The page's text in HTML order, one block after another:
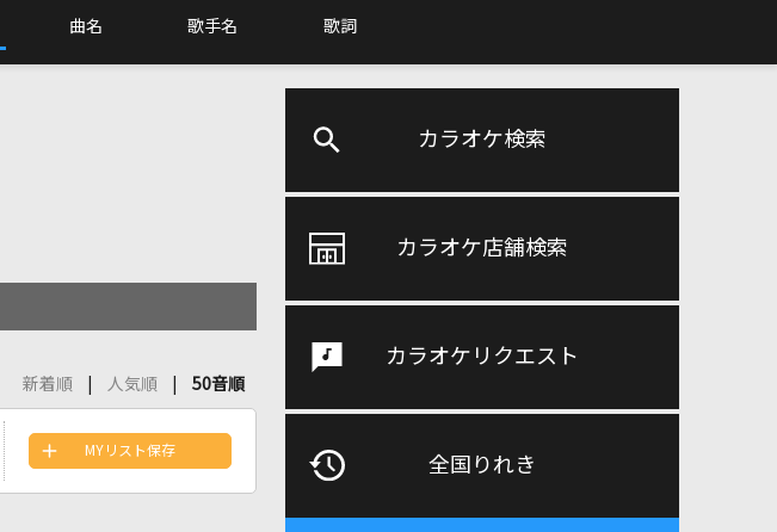
曲名 歌手名 歌詞
カラオケ検索
カラオケ店舗検索
カラオケリクエスト
全国りれき
新着順
人気順 50音順
MYリスト保存